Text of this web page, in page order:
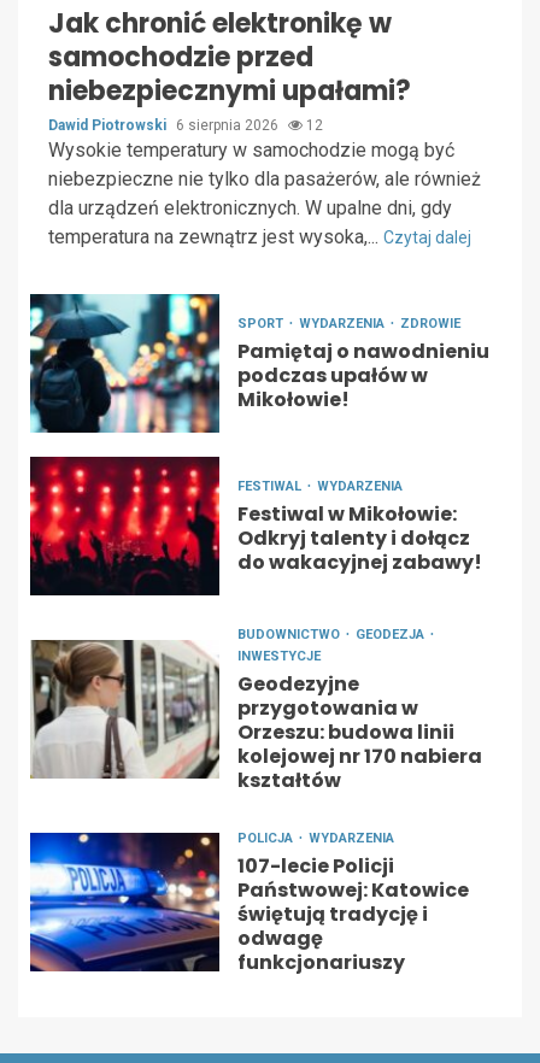
Jak chronić elektronikę w
samochodzie przed
niebezpiecznymi upałami?
Dawid Piotrowski 6 sierpnia 2026 12
Wysokie temperatury w samochodzie mogą być
niebezpieczne nie tylko dla pasażerów, ale również
dla urządzeń elektronicznych. W upalne dni, gdy
temperatura na zewnątrz jest wysoka,... Czytaj dalej
SPORT WYDARZENIA ZDROWIE
Pamiętaj o nawodnieniu
podczas upałów w
Mikołowie!
FESTIWAL WYDARZENIA
Festiwal w Mikołowie:
Odkryj talenty i dołącz
do wakacyjnej zabawy!
BUDOWNICTWO
GEODEZJA
INWESTYCJE
Geodezyjne
przygotowania w
Orzeszu: budowa linii
kolejowej nr 170 nabiera
kształtów
POLICJA WYDARZENIA
107-lecie Policji
Państwowej: Katowice
świętują tradycję i
odwagę
funkcjonariuszy